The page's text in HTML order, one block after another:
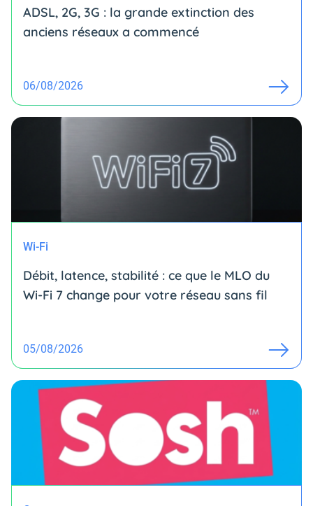
ADSL, 2G, 3G : la grande extinction des
anciens réseaux a commencé
06/08/2026
Wi-Fi
Débit, latence, stabilité : ce que le MLO du
Wi-Fi 7 change pour votre réseau sans fil
05/08/2026